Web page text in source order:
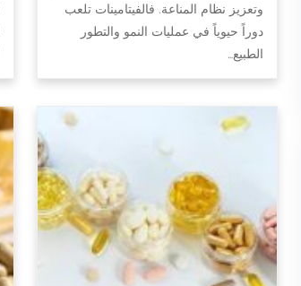
وتعزيز نظام المناعة. فالفيتامينات تلعب
دوراً حيوياً في عمليات النمو والتطور
الطبيع…